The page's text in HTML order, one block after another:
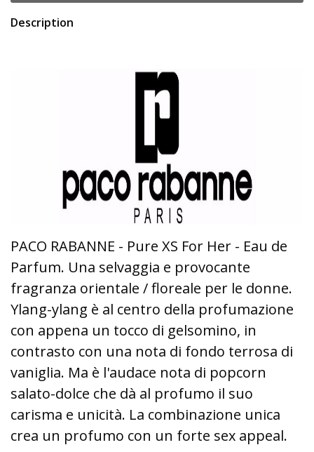
Description
PACO RABANNE - Pure XS For Her - Eau de
Parfum. Una selvaggia e provocante
fragranza orientale / floreale per le donne.
Ylang-ylang è al centro della profumazione
con appena un tocco di gelsomino, in
contrasto con una nota di fondo terrosa di
vaniglia. Ma è l'audace nota di popcorn
salato-dolce che dà al profumo il suo
carisma e unicità. La combinazione unica
crea un profumo con un forte sex appeal.